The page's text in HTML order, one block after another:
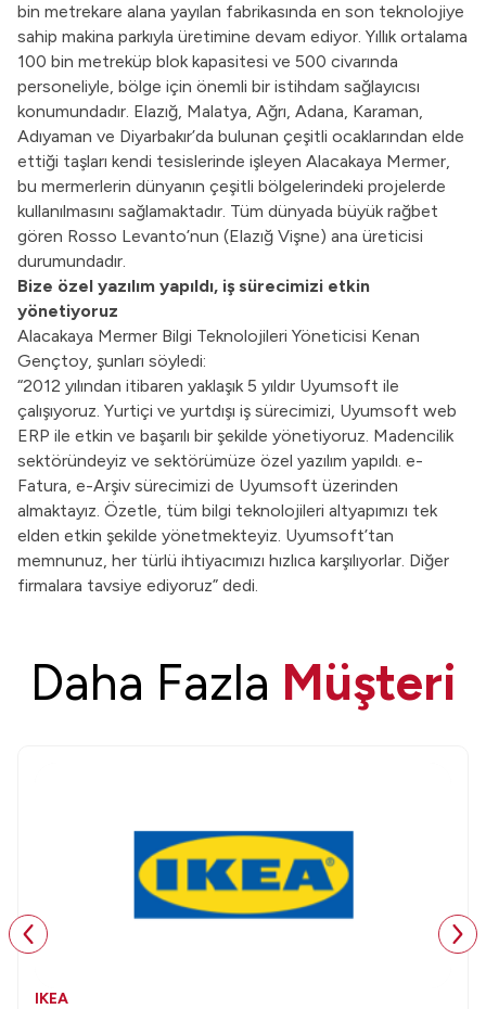
bin metrekare alana yayılan fabrikasında en son teknolojiye
sahip makina parkıyla üretimine devam ediyor. Yıllık ortalama
100 bin metreküp blok kapasitesi ve 500 civarında
personeliyle, bölge için önemli bir istihdam sağlayıcısı
konumundadır. Elazığ, Malatya, Ağrı, Adana, Karaman,
Adıyaman ve Diyarbakır’da bulunan çeşitli ocaklarından elde
ettiği taşları kendi tesislerinde işleyen Alacakaya Mermer,
bu mermerlerin dünyanın çeşitli bölgelerindeki projelerde
kullanılmasını sağlamaktadır. Tüm dünyada büyük rağbet
gören Rosso Levanto’nun (Elazığ Vişne) ana üreticisi
durumundadır.
Bize özel yazılım yapıldı, iş sürecimizi etkin
yönetiyoruz
Alacakaya Mermer Bilgi Teknolojileri Yöneticisi Kenan
Gençtoy, şunları söyledi:
“2012 yılından itibaren yaklaşık 5 yıldır Uyumsoft ile
çalışıyoruz. Yurtiçi ve yurtdışı iş sürecimizi, Uyumsoft web
ERP ile etkin ve başarılı bir şekilde yönetiyoruz. Madencilik
sektöründeyiz ve sektörümüze özel yazılım yapıldı. e-
Fatura, e-Arşiv sürecimizi de Uyumsoft üzerinden
almaktayız. Özetle, tüm bilgi teknolojileri altyapımızı tek
elden etkin şekilde yönetmekteyiz. Uyumsoft’tan
memnunuz, her türlü ihtiyacımızı hızlıca karşılıyorlar. Diğer
firmalara tavsiye ediyoruz” dedi.
Daha Fazla Müşteri
IKEA